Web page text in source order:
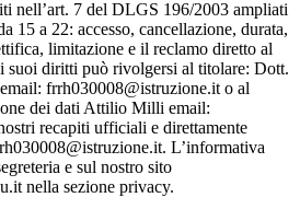
nell’art. 7 del DLGS 196/2003 ampliati
15 a 22: accesso, cancellazione, durata,
limitazione e il reclamo diretto al
suoi diritti può rivolgersi al titolare: Dott.
frrh030008@istruzione.it o al
dei dati Attilio Milli email:
recapiti ufficiali e direttamente
L’informativa
e sul nostro sito
nella sezione privacy.